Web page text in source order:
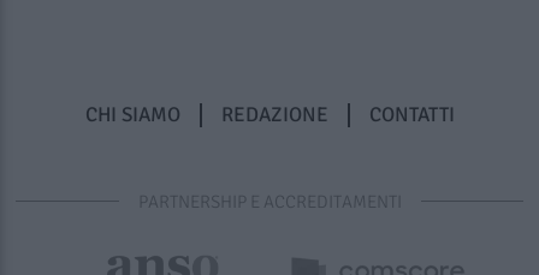
CHI SIAMO REDAZIONE CONTATTI
PARTNERSHIP E ACCREDITAMENTI